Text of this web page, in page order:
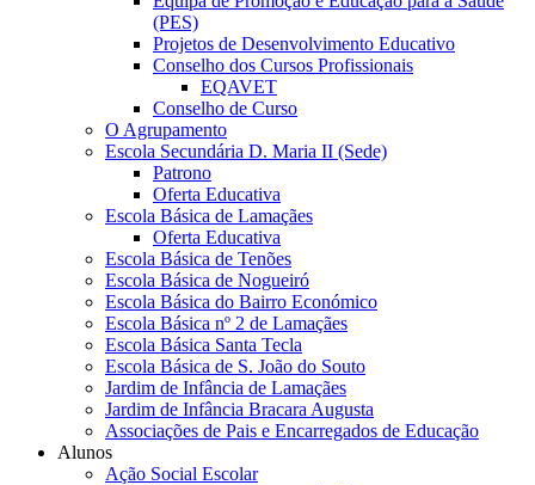
(PES)
Projetos de Desenvolvimento Educativo
Conselho dos Cursos Profissionais
EQAVET
Conselho de Curso
O Agrupamento
Escola Secundária D. Maria II (Sede)
Patrono
Oferta Educativa
Escola Básica de Lamaçães
Oferta Educativa
Escola Básica de Tenões
Escola Básica de Nogueiró
Escola Básica do Bairro Económico
Escola Básica nº 2 de Lamaçães
Escola Básica Santa Tecla
Escola Básica de S. João do Souto
Jardim de Infância de Lamaçães
Jardim de Infância Bracara Augusta
Associações de Pais e Encarregados de Educação
Alunos
Ação Social Escolar